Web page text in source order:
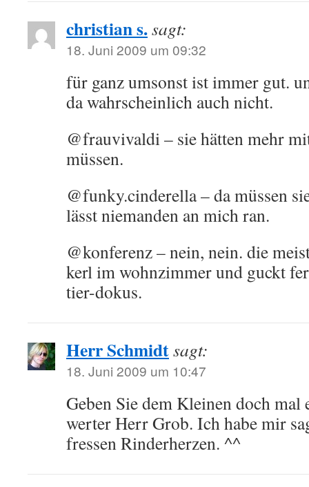
christian s.sagt:
18. Juni 2009 um 09:32
für ganz umsonst ist immer gut.
da wahrscheinlich auch nicht.
@frauvivaldi – sie hätten mehr
müssen.
@funky.cinderella – da müssen
lässt niemanden an mich ran.
@konferenz – nein, nein. die
kerl im wohnzimmer und guckt
tier-dokus.
Herr Schmidtsagt:
18. Juni 2009 um 10:47
Geben Sie dem Kleinen doch
werter Herr Grob. Ich habe mir
fressen Rinderherzen. ^^